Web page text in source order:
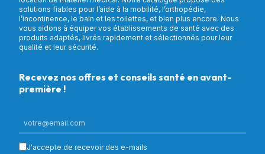
solutions fiables pour l’aide à la mobilité, l’orthopédie,
l’incontinence, le bain et les toilettes, et bien plus encore. Nous
vous aidons à équiper vos établissements de santé avec des
produits adaptés, livrés rapidement et sélectionnés pour leur
qualité et leur sécurité.
Recevez nos offres et conseils santé en avant-
première !
J'accepte de recevoir des e-mails